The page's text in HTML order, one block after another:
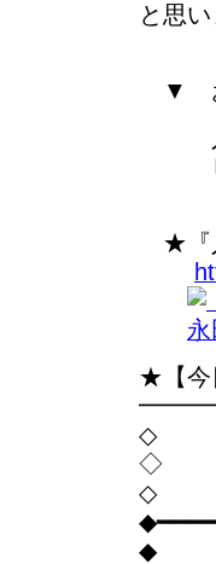
と思い
▼ お
人生
ビ
★『
★【今
◇
◇ 夢
◇
◆